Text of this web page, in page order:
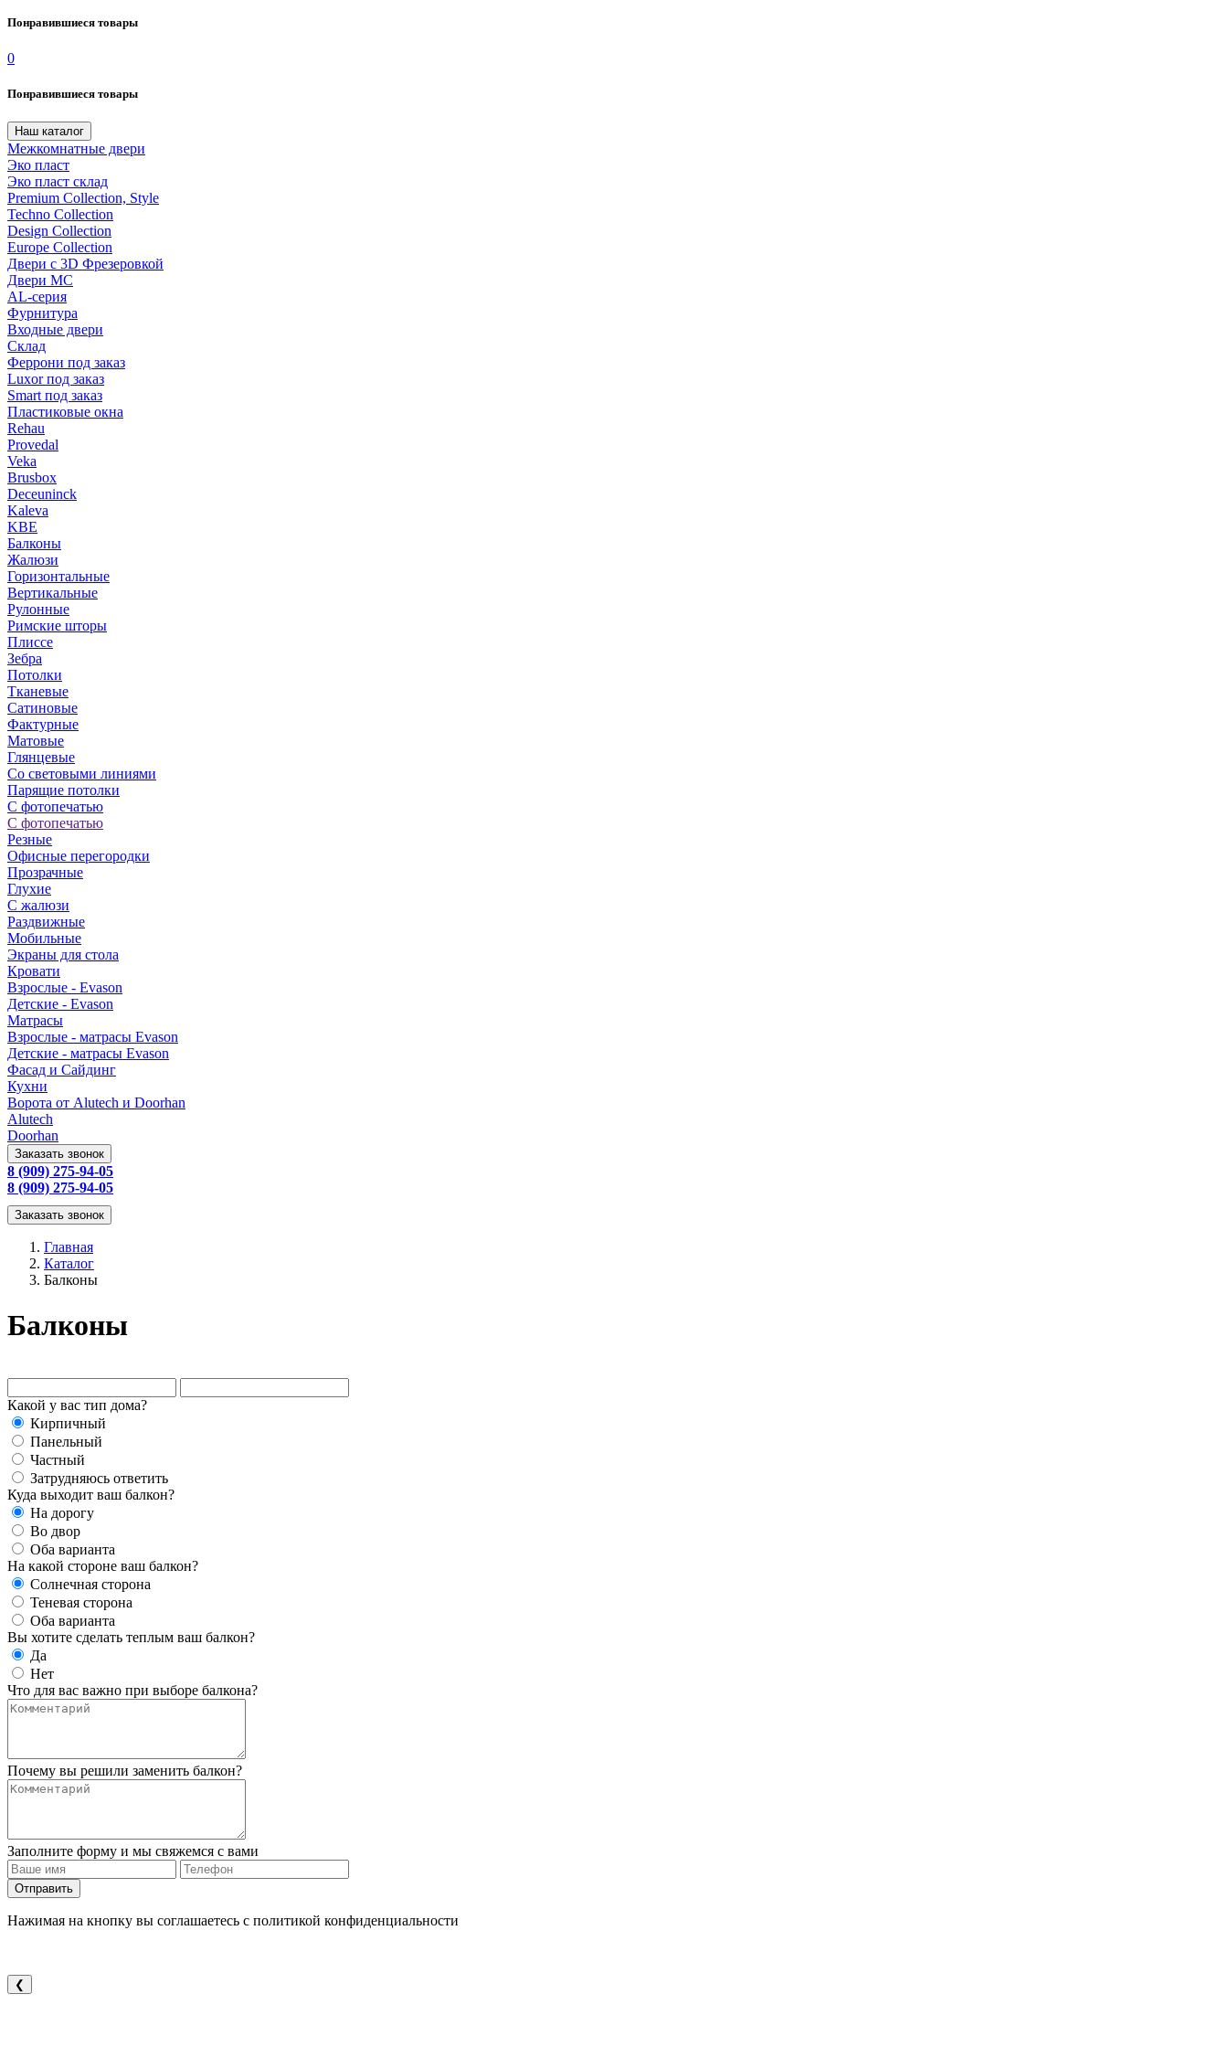
Понравившиеся товары
0
Понравившиеся товары
Наш каталог
Межкомнатные двери
Эко пласт
Эко пласт склад
Premium Collection, Style
Techno Collection
Design Collection
Europe Collection
Двери с 3D Фрезеровкой
Двери МС
AL-серия
Фурнитура
Входные двери
Склад
Феррони под заказ
Luxor под заказ
Smart под заказ
Пластиковые окна
Rehau
Provedal
Veka
Brusbox
Deceuninck
Kaleva
KBE
Балконы
Жалюзи
Горизонтальные
Вертикальные
Рулонные
Римские шторы
Плиссе
Зебра
Потолки
Тканевые
Сатиновые
Фактурные
Матовые
Глянцевые
Со световыми линиями
Парящие потолки
С фотопечатью
С фотопечатью
Резные
Офисные перегородки
Прозрачные
Глухие
С жалюзи
Раздвижные
Мобильные
Экраны для стола
Кровати
Взрослые - Evason
Детские - Evason
Матрасы
Взрослые - матрасы Evason
Детские - матрасы Evason
Фасад и Сайдинг
Кухни
Ворота от Alutech и Doorhan
Alutech
Doorhan
Заказать звонок
8 (909) 275-94-05
8 (909) 275-94-05
Заказать звонок
Главная
Каталог
Балконы
Балконы
Какой у вас тип дома?
Кирпичный
Панельный
Частный
Затрудняюсь ответить
Куда выходит ваш балкон?
На дорогу
Во двор
Оба варианта
На какой стороне ваш балкон?
Солнечная сторона
Теневая сторона
Оба варианта
Вы хотите сделать теплым ваш балкон?
Да
Нет
Что для вас важно при выборе балкона?
Почему вы решили заменить балкон?
Заполните форму и мы свяжемся с вами
Отправить
Нажимая на кнопку вы соглашаетесь с политикой конфиденциальности
❮